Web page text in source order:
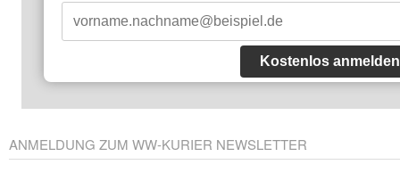
Kostenlos anmelden
ANMELDUNG ZUM WW-KURIER NEWSLETTER